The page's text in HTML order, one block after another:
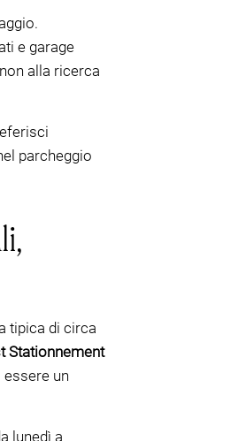
e garage
alla ricerca
parcheggio
tipica di circa
Stationnement
un
lunedì a